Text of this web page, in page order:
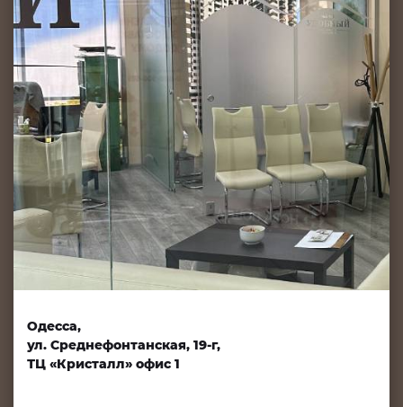
Одесса,
ул. Среднефонтанская, 19-г,
ТЦ «Кристалл» офис 1